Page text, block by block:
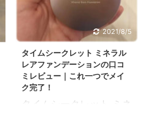
メイク マシュマロフィニ
ッシュパウダーです。
1,000円でマシュマロの
ようなふんわり綺麗な、
お肌になれるフェイスパ
ウダーです。その仕上が
りは、デパコスのフェイ
2021/8/5
タイムシークレット ミネラル
レアファンデーションの口コ
ミレビュー｜これ一つでメイ
ク完了！
タイムシークレット ミネ